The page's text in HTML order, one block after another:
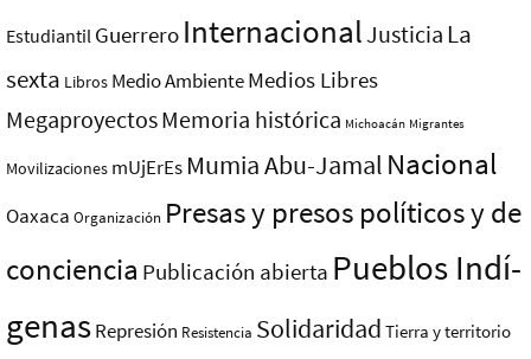
Estudiantil Guerrero InternacionalJusticia La
sexta Libros Medio AmbienteMedios Libres
MegaproyectosMemoria histórica Michoacán Migrantes
Movilizaciones mUjErEs Mumia Abu-Jamal Nacional
Oaxaca Organización Presas y presos polí­ticos y de
conciencia Publicación abierta Pueblos Indí­
genasRepresión Resistencia Solidaridad Tierra y territorio